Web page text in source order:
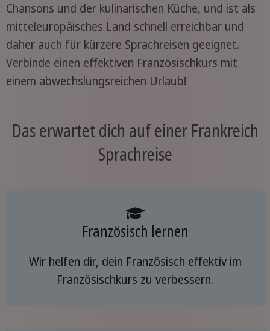
Chansons und der kulinarischen Küche, und ist als
mitteleuropäisches Land schnell erreichbar und
daher auch für kürzere Sprachreisen geeignet.
Verbinde einen effektiven Französischkurs mit
einem abwechslungsreichen Urlaub!
Das erwartet dich auf einer Frankreich
Sprachreise
Französisch lernen
Wir helfen dir, dein Französisch effektiv im
Französischkurs zu verbessern.